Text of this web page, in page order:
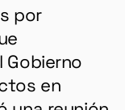
por
en